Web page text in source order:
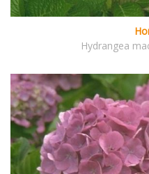
Hydrangea